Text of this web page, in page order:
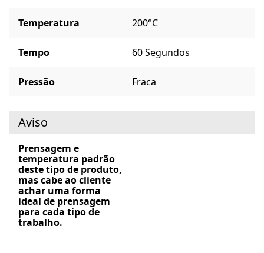
Temperatura 200°C
Tempo 60 Segundos
Pressão Fraca
Aviso
Prensagem e
temperatura padrão
deste tipo de produto,
mas cabe ao cliente
achar uma forma
ideal de prensagem
para cada tipo de
trabalho.